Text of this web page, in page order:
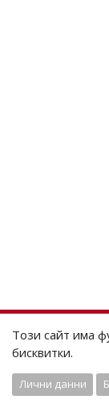
Този сайт има
бисквитки.
Лични данни